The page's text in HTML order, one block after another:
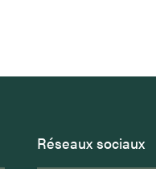
Réseaux sociaux